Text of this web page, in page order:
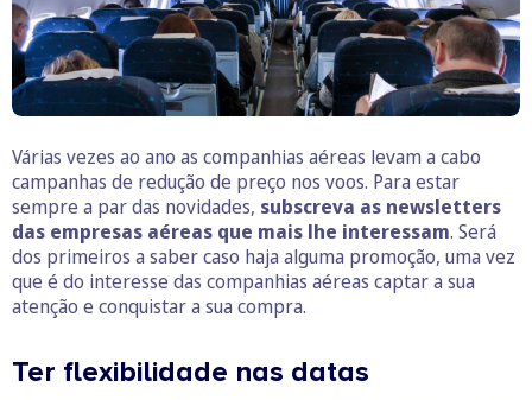
Várias vezes ao ano as companhias aéreas levam a cabo
campanhas de redução de preço nos voos. Para estar
sempre a par das novidades, subscreva as newsletters
das empresas aéreas que mais lhe interessam. Será
dos primeiros a saber caso haja alguma promoção, uma vez
que é do interesse das companhias aéreas captar a sua
atenção e conquistar a sua compra.
Ter flexibilidade nas datas